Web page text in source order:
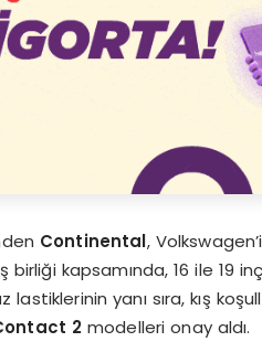
Continental,
kapsamında, 16 ile 19
lastiklerinin yanı sıra, kış
2 modelleri onay aldı.